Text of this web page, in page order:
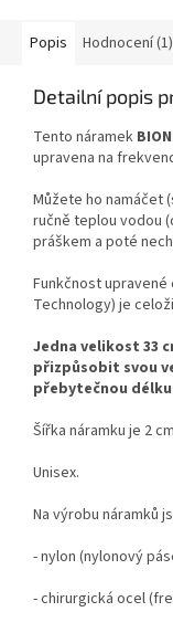
Popis Hodnocení (1)
Detailní popis
Tento náramek
upravena na
Můžete ho namáčet
ručně teplou vodou
práškem a poté
Funkčnost upravené
Technology) je
Jedna velikost 33
přizpůsobit svou
přebytečnou
Šířka náramku je 2
Unisex.
Na výrobu náramků
- nylon (nylonový
- chirurgická ocel